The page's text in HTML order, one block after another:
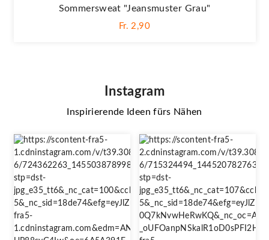
Sommersweat "Jeansmuster Grau"
Fr. 2,90
Instagram
Inspirierende Ideen fürs Nähen